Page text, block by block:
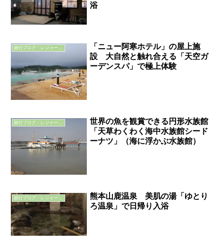
浴
「ニュー阿寒ホテル」の屋上施
設 大自然と触れ合える「天空ガ
ーデンスパ」で極上体験
旅行ブログ・レジャーブログ
世界の魚を観賞できる円形水族館
「天草わくわく海中水族館シード
ーナツ」（海に浮かぶ水族館）
熊本山鹿温泉 美肌の湯「ゆとり
ろ温泉」で日帰り入浴